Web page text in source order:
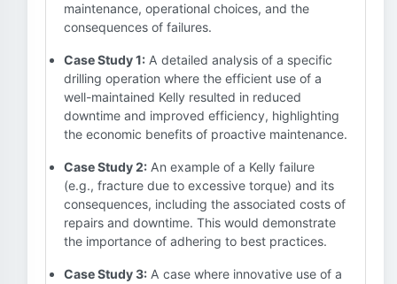
maintenance, operational choices, and the
consequences of failures.
Case Study 1: A detailed analysis of a specific
drilling operation where the efficient use of a
well-maintained Kelly resulted in reduced
downtime and improved efficiency, highlighting
the economic benefits of proactive maintenance.
Case Study 2: An example of a Kelly failure
(e.g., fracture due to excessive torque) and its
consequences, including the associated costs of
repairs and downtime. This would demonstrate
the importance of adhering to best practices.
Case Study 3: A case where innovative use of a